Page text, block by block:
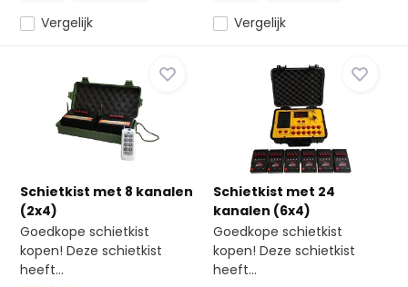
Vergelijk Vergelijk
Schietkist met 8 kanalen
(2x4)
Goedkope schietkist
kopen! Deze schietkist
heeft...
Schietkist met 24
kanalen (6x4)
Goedkope schietkist
kopen! Deze schietkist
heeft...